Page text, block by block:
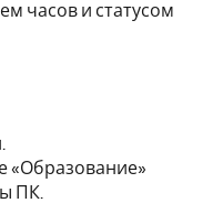
часов и статусом
«Образование»
ПК.